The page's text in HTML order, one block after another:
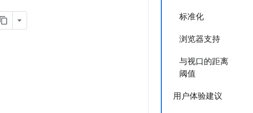
标准化
浏览器支持
与视口的距离
阈值
用户体验建议